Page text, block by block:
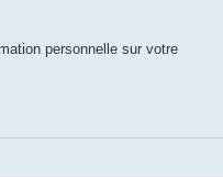
personnelle sur votre